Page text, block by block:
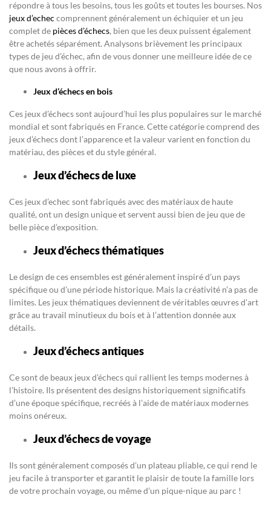
répondre à tous les besoins, tous les goûts et toutes les bourses. Nos
jeux d’echec comprennent généralement un échiquier et un jeu
complet de pièces d’échecs, bien que les deux puissent également
être achetés séparément. Analysons brièvement les principaux
types de jeu d’échec, afin de vous donner une meilleure idée de ce
que nous avons à offrir.
Jeux d’échecs en bois
Ces jeux d’échecs sont aujourd’hui les plus populaires sur le marché
mondial et sont fabriqués en France. Cette catégorie comprend des
jeux d’échecs dont l’apparence et la valeur varient en fonction du
matériau, des pièces et du style général.
Jeux d’échecs de luxe
Ces jeux d’echec sont fabriqués avec des matériaux de haute
qualité, ont un design unique et servent aussi bien de jeu que de
belle pièce d’exposition.
Jeux d’échecs thématiques
Le design de ces ensembles est généralement inspiré d’un pays
spécifique ou d’une période historique. Mais la créativité n’a pas de
limites. Les jeux thématiques deviennent de véritables œuvres d’art
grâce au travail minutieux du bois et à l’attention donnée aux
détails.
Jeux d’échecs antiques
Ce sont de beaux jeux d’échecs qui rallient les temps modernes à
l’histoire. Ils présentent des designs historiquement significatifs
d’une époque spécifique, recréés à l’aide de matériaux modernes
moins onéreux.
Jeux d’échecs de voyage
Ils sont généralement composés d’un plateau pliable, ce qui rend le
jeu facile à transporter et garantit le plaisir de toute la famille lors
de votre prochain voyage, ou même d’un pique-nique au parc !